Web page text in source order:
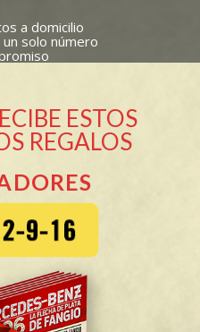
a domicilio
solo número
ESTOS
REGALOS